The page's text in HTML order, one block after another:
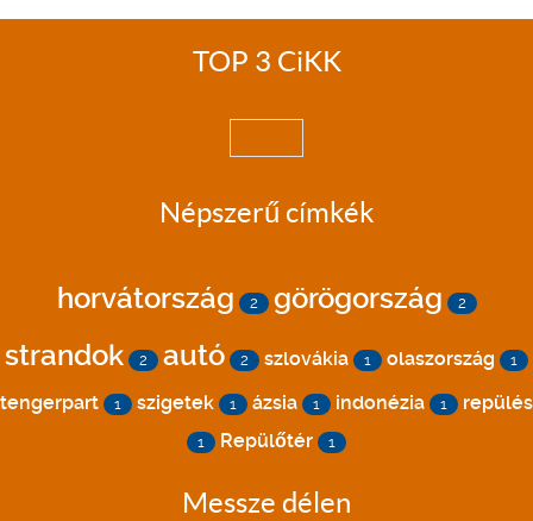
TOP 3 CiKK
Népszerű címkék
horvátország 2 görögország 2
strandok 2 autó 2 szlovákia 1 olaszország 1
tengerpart 1 szigetek 1 ázsia 1 indonézia 1 repülés
1 Repülőtér 1
Messze délen